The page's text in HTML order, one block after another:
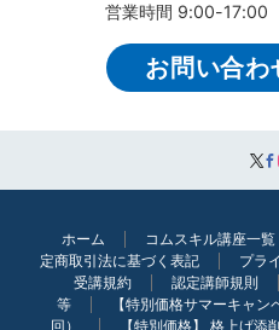
営業時間 9:00-17:00
お問い合わ
ホーム コムスキル講座一覧
定商取引法に基づく表記
プラ
受講規約
認定講師規則
等
【特別価格サマーキャ
回）
【特別価格】 格上げ添